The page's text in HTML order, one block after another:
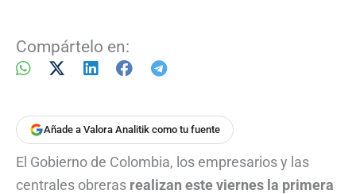
Compártelo en:
Añade a Valora Analitik como tu fuente
El Gobierno de Colombia, los empresarios y las
centrales obreras realizan este viernes la primera